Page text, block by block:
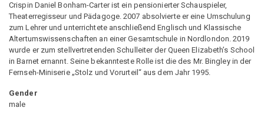
Crispin Daniel Bonham-Carter ist ein pensionierter Schauspieler,
Theaterregisseur und Pädagoge. 2007 absolvierte er eine Umschulung
zum Lehrer und unterrichtete anschließend Englisch und Klassische
Altertumswissenschaften an einer Gesamtschule in Nordlondon. 2019
wurde er zum stellvertretenden Schulleiter der Queen Elizabeth’s School
in Barnet ernannt. Seine bekannteste Rolle ist die des Mr. Bingley in der
Fernseh-Miniserie „Stolz und Vorurteil“ aus dem Jahr 1995.
Gender
male